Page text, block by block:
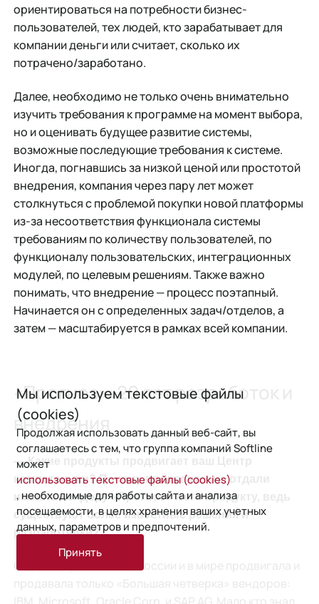
ориентироваться на потребности бизнес-
пользователей, тех людей, кто зарабатывает для
компании деньги или считает, сколько их
потрачено/заработано.
Далее, необходимо не только очень внимательно
изучить требования к программе на момент выбора,
но и оценивать будущее развитие системы,
возможные последующие требования к системе.
Иногда, погнавшись за низкой ценой или простотой
внедрения, компания через пару лет может
столкнуться с проблемой покупки новой платформы
из-за несоответствия функционала системы
требованиям по количеству пользователей, по
функционалу пользовательских, интеграционных
модулей, по целевым решениям. Также важно
понимать, что внедрение — процесс поэтапный.
Начинается он с определенных задач/отделов, а
затем — масштабируется в рамках всей компании.
«Прогноз»: 20 лет разработок и
внедрения
— Какие продукты продвигает ваш Центр
компетенции? Почему предпочтение отдали
именно вендору «Прогноз» иего продукту, ведь
существуют более известные решения и
разработчики?
С.Д.: Исторически BI в России и в мире продвигала и
Мы используем текстовые файлы
(cookies)
Продолжая использовать данный веб-сайт, вы
соглашаетесь с тем, что группа компаний Softline
может
использовать текстовые файлы (cookies)
, необходимые для работы сайта и анализа
посещаемости, в целях хранения ваших учетных
данных, параметров и предпочтений.
Принять